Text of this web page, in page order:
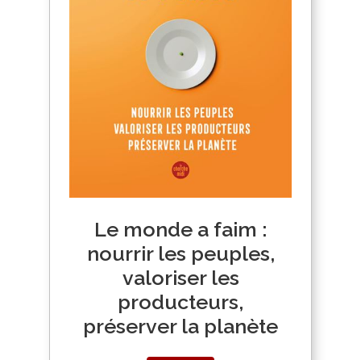
Le monde a faim :
nourrir les peuples,
valoriser les
producteurs,
préserver la planète